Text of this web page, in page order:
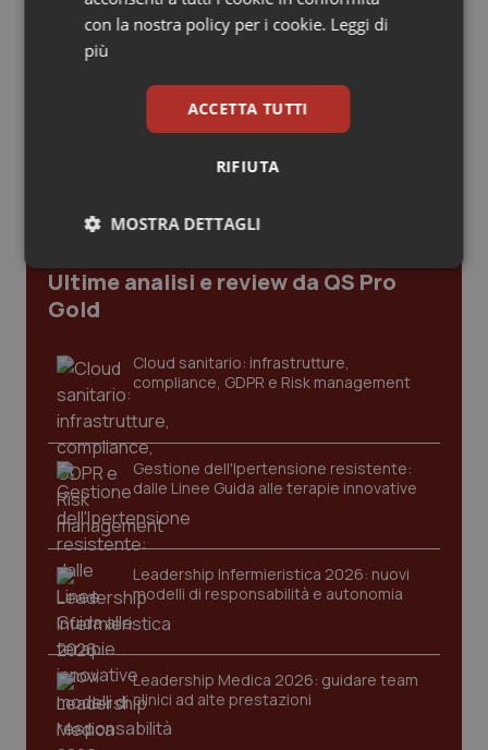
Quotidiano Pediatria
Rene & patologie urogenitali
Salute orale & impianti
Sangue & coagulazione
Tiroide
Tumore ovarico
Tumori del Polmone & Testa Collo
Tumori gastrointestinali
Ulcera & Reflusso
Vaccini
dopo le richieste delle Regioni. Dalla
revisione del prontuario alla
Stati Uniti. Moderna ottiene
l’approvazione della Fda per il primo
vaccino antinfluenzale a mRNA
Ultime analisi e review da QS Pro
Gold
Cloud sanitario: infrastrutture,
compliance, GDPR e Risk management
Gestione dell'Ipertensione resistente:
dalle Linee Guida alle terapie innovative
Leadership Infermieristica 2026: nuovi
modelli di responsabilità e autonomia
Leadership Medica 2026: guidare team
clinici ad alte prestazioni
con la nostra policy per i cookie. Leggi di
più
ACCETTA TUTTI
RIFIUTA
MOSTRA DETTAGLI
Necessari Statistici Marketing
Necessari
I cookie necessari contribuiscono a rendere fruibile il
sito web abilitandone funzionalità di base quali la
navigazione sulle pagine e l'accesso alle aree
protette del sito. Il sito web non è in grado di
funzionare correttamente senza questi cookie.
Nome
Fornitore/Dominio
VISITOR_PRIVACY_METADATA
YouTube